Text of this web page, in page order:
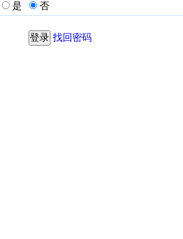
是 否
找回密码